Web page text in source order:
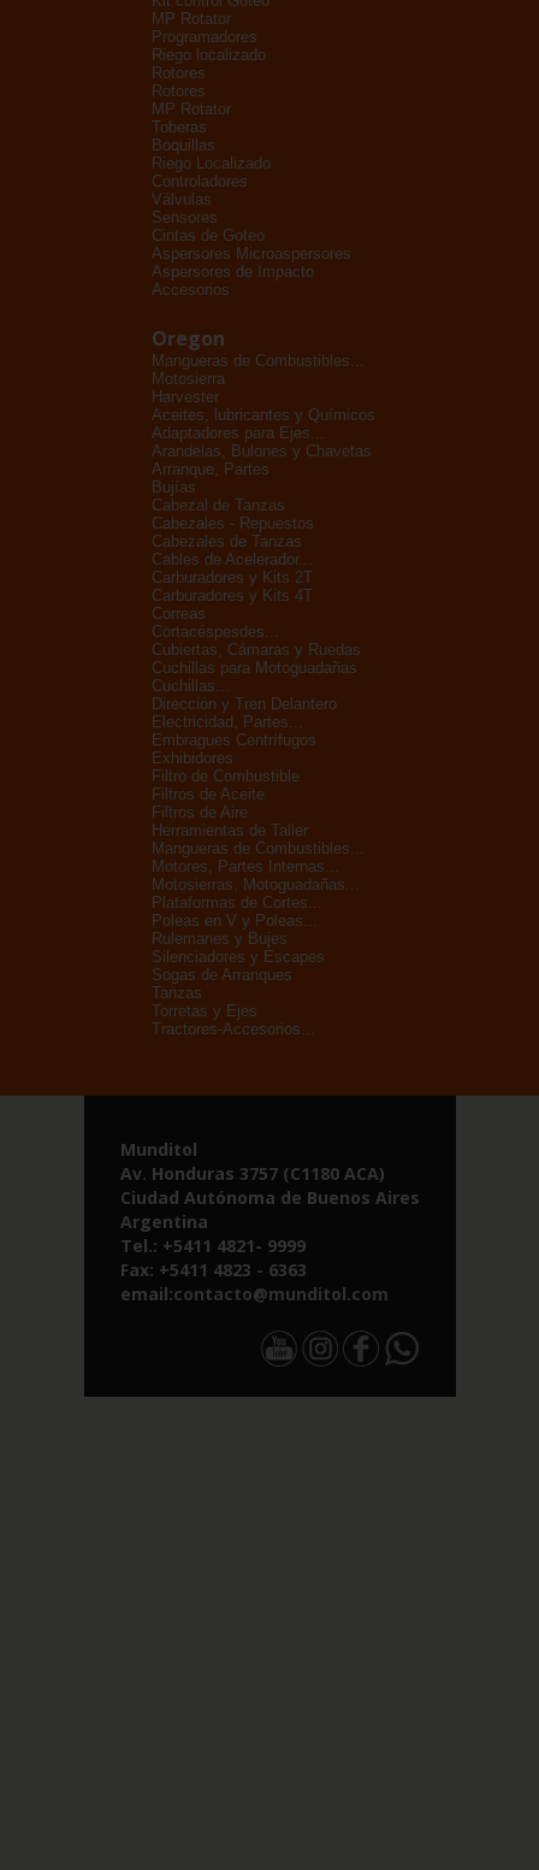
MP Rotator
Programadores
Riego localizado
Rotores
Rotores
MP Rotator
Toberas
Boquillas
Riego Localizado
Controladores
Válvulas
Sensores
Cintas de Goteo
Aspersores Microaspersores
Aspersores de Impacto
Accesorios
Oregon
Mangueras de Combustibles...
Motosierra
Harvester
Aceites, lubricantes y Químicos
Adaptadores para Ejes...
Arandelas, Bulones y Chavetas
Arranque, Partes
Bujías
Cabezal de Tanzas
Cabezales - Repuestos
Cabezales de Tanzas
Cables de Acelerador...
Carburadores y Kits 2T
Carburadores y Kits 4T
Correas
Cortacéspesdes...
Cubiertas, Cámaras y Ruedas
Cuchillas para Motoguadañas
Cuchillas...
Dirección y Tren Delantero
Electricidad, Partes...
Embragues Centrífugos
Exhibidores
Filtro de Combustible
Filtros de Aceite
Filtros de Aire
Herramientas de Taller
Mangueras de Combustibles...
Motores, Partes Internas...
Motosierras, Motoguadañas...
Plataformas de Cortes...
Poleas en V y Poleas...
Rulemanes y Bujes
Silenciadores y Escapes
Sogas de Arranques
Tanzas
Torretas y Ejes
Tractores-Accesorios...
Munditol
Av. Honduras 3757 (C1180 ACA)
Ciudad Autónoma de Buenos Aires
Argentina
Tel.: +5411 4821- 9999
Fax: +5411 4823 - 6363
email:contacto@munditol.com